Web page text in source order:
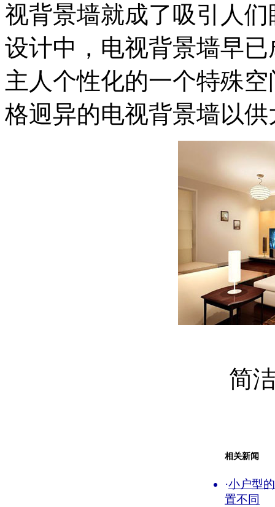
视背景墙就成了吸引人
设计中，电视背景墙早
主人个性化的一个特殊
格迥异的电视背景墙以
简洁
相关新闻
·小户型
置不同